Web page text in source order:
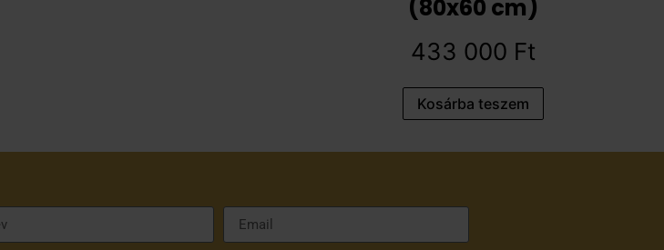
(80x60 cm)
433 000 Ft
Kosárba teszem